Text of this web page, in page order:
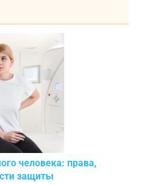
человека: права,
защиты